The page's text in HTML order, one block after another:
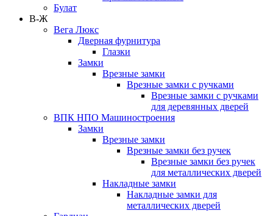
Булат
В-Ж
Вега Люкс
Дверная фурнитура
Глазки
Замки
Врезные замки
Врезные замки с ручками
Врезные замки с ручками
для деревянных дверей
ВПК НПО Машиностроения
Замки
Врезные замки
Врезные замки без ручек
Врезные замки без ручек
для металлических дверей
Накладные замки
Накладные замки для
металлических дверей